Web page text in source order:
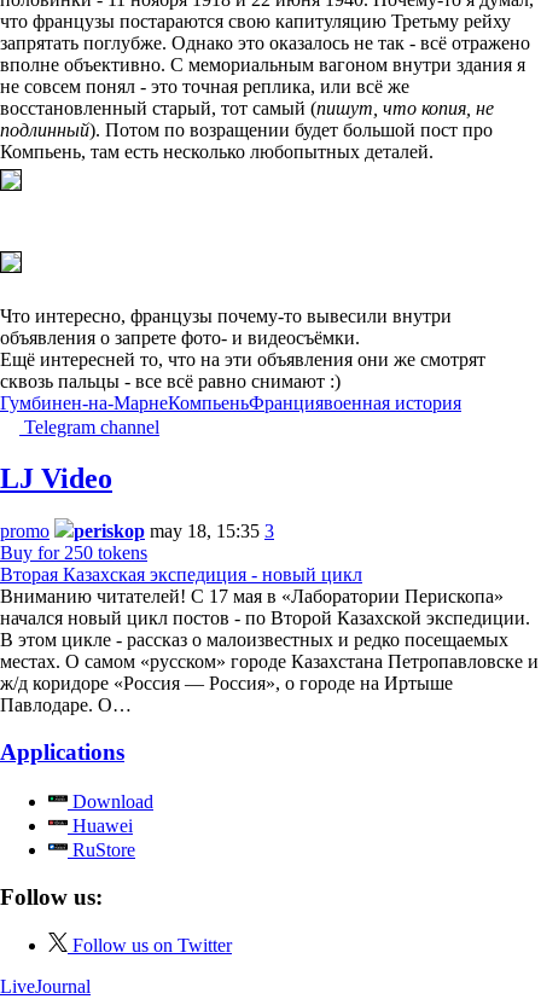
что французы постараются свою капитуляцию Третьму рейху
запрятать поглубже. Однако это оказалось не так - всё отражено
вполне объективно. С мемориальным вагоном внутри здания я
не совсем понял - это точная реплика, или всё же
восстановленный старый, тот самый (пишут, что копия, не
подлинный). Потом по возращении будет большой пост про
Компьень, там есть несколько любопытных деталей.
Что интересно, французы почему-то вывесили внутри
объявления о запрете фото- и видеосъёмки.
Ещё интересней то, что на эти объявления они же смотрят
сквозь пальцы - все всё равно снимают :)
Гумбинен-на-МарнеКомпьеньФранциявоенная история
Telegram channel
LJ Video
promo periskop may 18, 15:35 3
Buy for 250 tokens
Вторая Казахская экспедиция - новый цикл
Вниманию читателей! С 17 мая в «Лаборатории Перископа»
начался новый цикл постов - по Второй Казахской экспедиции.
В этом цикле - рассказ о малоизвестных и редко посещаемых
местах. О самом «русском» городе Казахстана Петропавловске и
ж/д коридоре «Россия — Россия», о городе на Иртыше
Павлодаре. О…
Applications
Download
Huawei
RuStore
Follow us:
Follow us on Twitter
LiveJournal